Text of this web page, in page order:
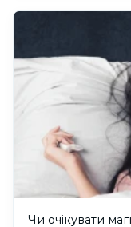
Чи очікувати